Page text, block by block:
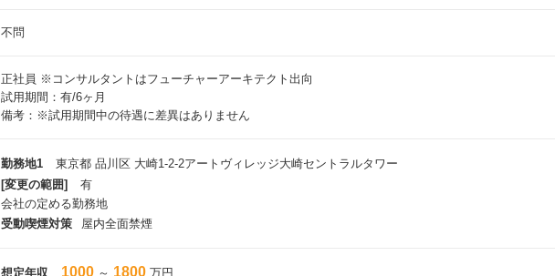
不問
正社員 ※コンサルタントはフューチャーアーキテクト出向
試用期間：有/6ヶ月
備考：※試用期間中の待遇に差異はありません
勤務地1
東京都 品川区 大崎1-2-2アートヴィレッジ大崎セントラルタワー
[変更の範囲]
有
会社の定める勤務地
受動喫煙対策
屋内全面禁煙
想定年収 1000 ～ 1800 万円